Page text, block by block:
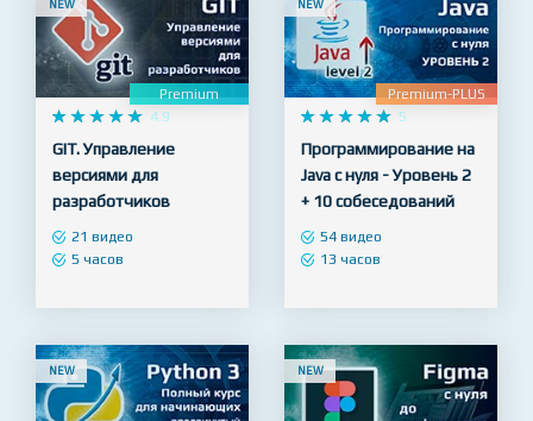
NEW
Premium
    
     4.9
GIT. Управление
версиями для
разработчиков
NEW
Premium-PLUS
    
     5
Программирование на
Java с нуля - Уровень 2
+ 10 собеседований